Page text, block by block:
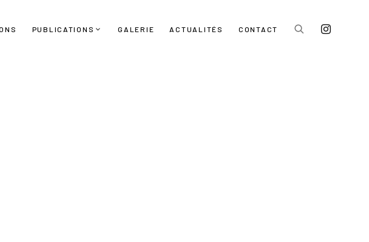
PUBLICATIONS GALERIE ACTUALITÉS CONTACT